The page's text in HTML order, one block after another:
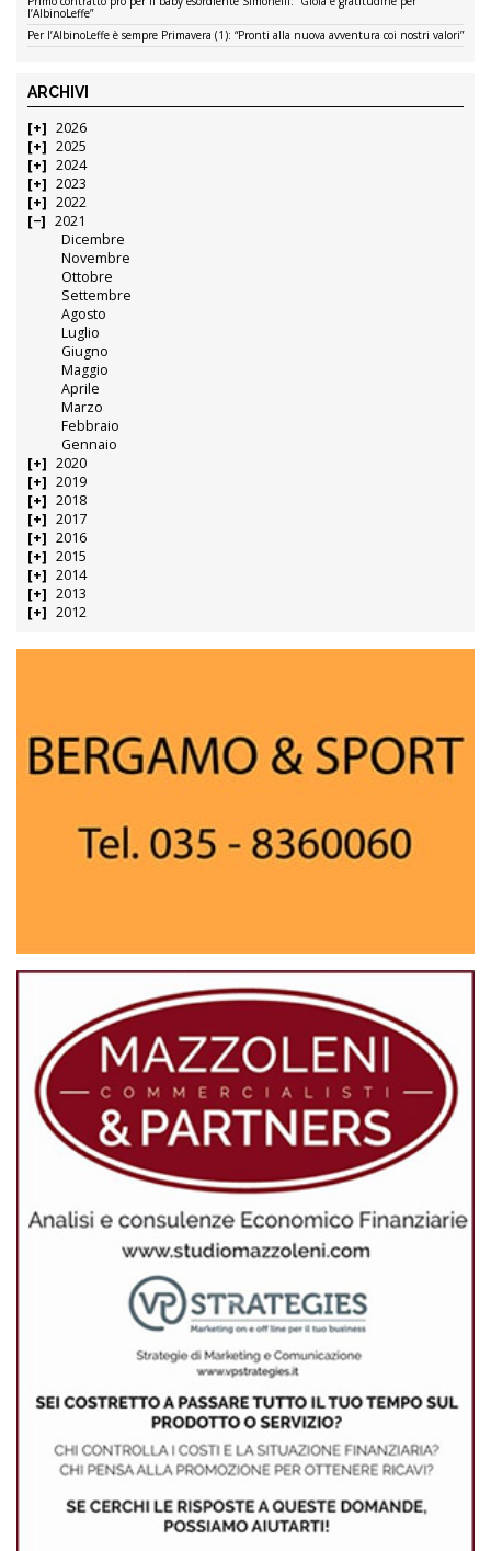
l’AlbinoLeffe”
Per l’AlbinoLeffe è sempre Primavera (1): “Pronti alla nuova avventura coi nostri valori”
ARCHIVI
2026
2025
2024
2023
2022
2021
Dicembre
Novembre
Ottobre
Settembre
Agosto
Luglio
Giugno
Maggio
Aprile
Marzo
Febbraio
Gennaio
2020
2019
2018
2017
2016
2015
2014
2013
2012